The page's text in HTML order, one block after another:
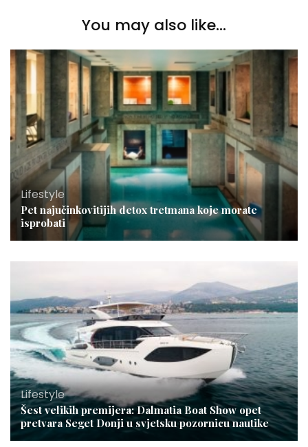
You may also like...
Lifestyle
Pet najučinkovitijih detox tretmana koje morate
isprobati
Lifestyle
Šest velikih premijera: Dalmatia Boat Show opet
pretvara Seget Donji u svjetsku pozornicu nautike